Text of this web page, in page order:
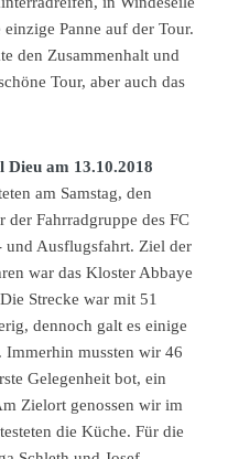
Panne auf der Tour.
den Zusammenhalt und
Tour, aber auch das
am 13.10.2018
am Samstag, den
Fahrradgruppe des FC
und Ausflugsfahrt. Ziel der
war das Kloster Abbaye
Strecke war mit 51
dennoch galt es einige
Immerhin mussten wir 46
Gelegenheit bot, ein
Zielort genossen wir im
die Küche. Für die